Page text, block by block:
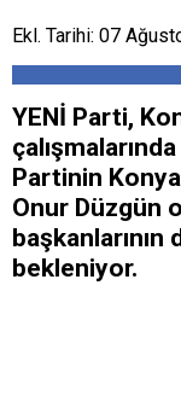
Ekl. Tarihi: 07
YENİ Parti,
Partinin
Onur Düzgün
başkanlarının
bekleniyor.